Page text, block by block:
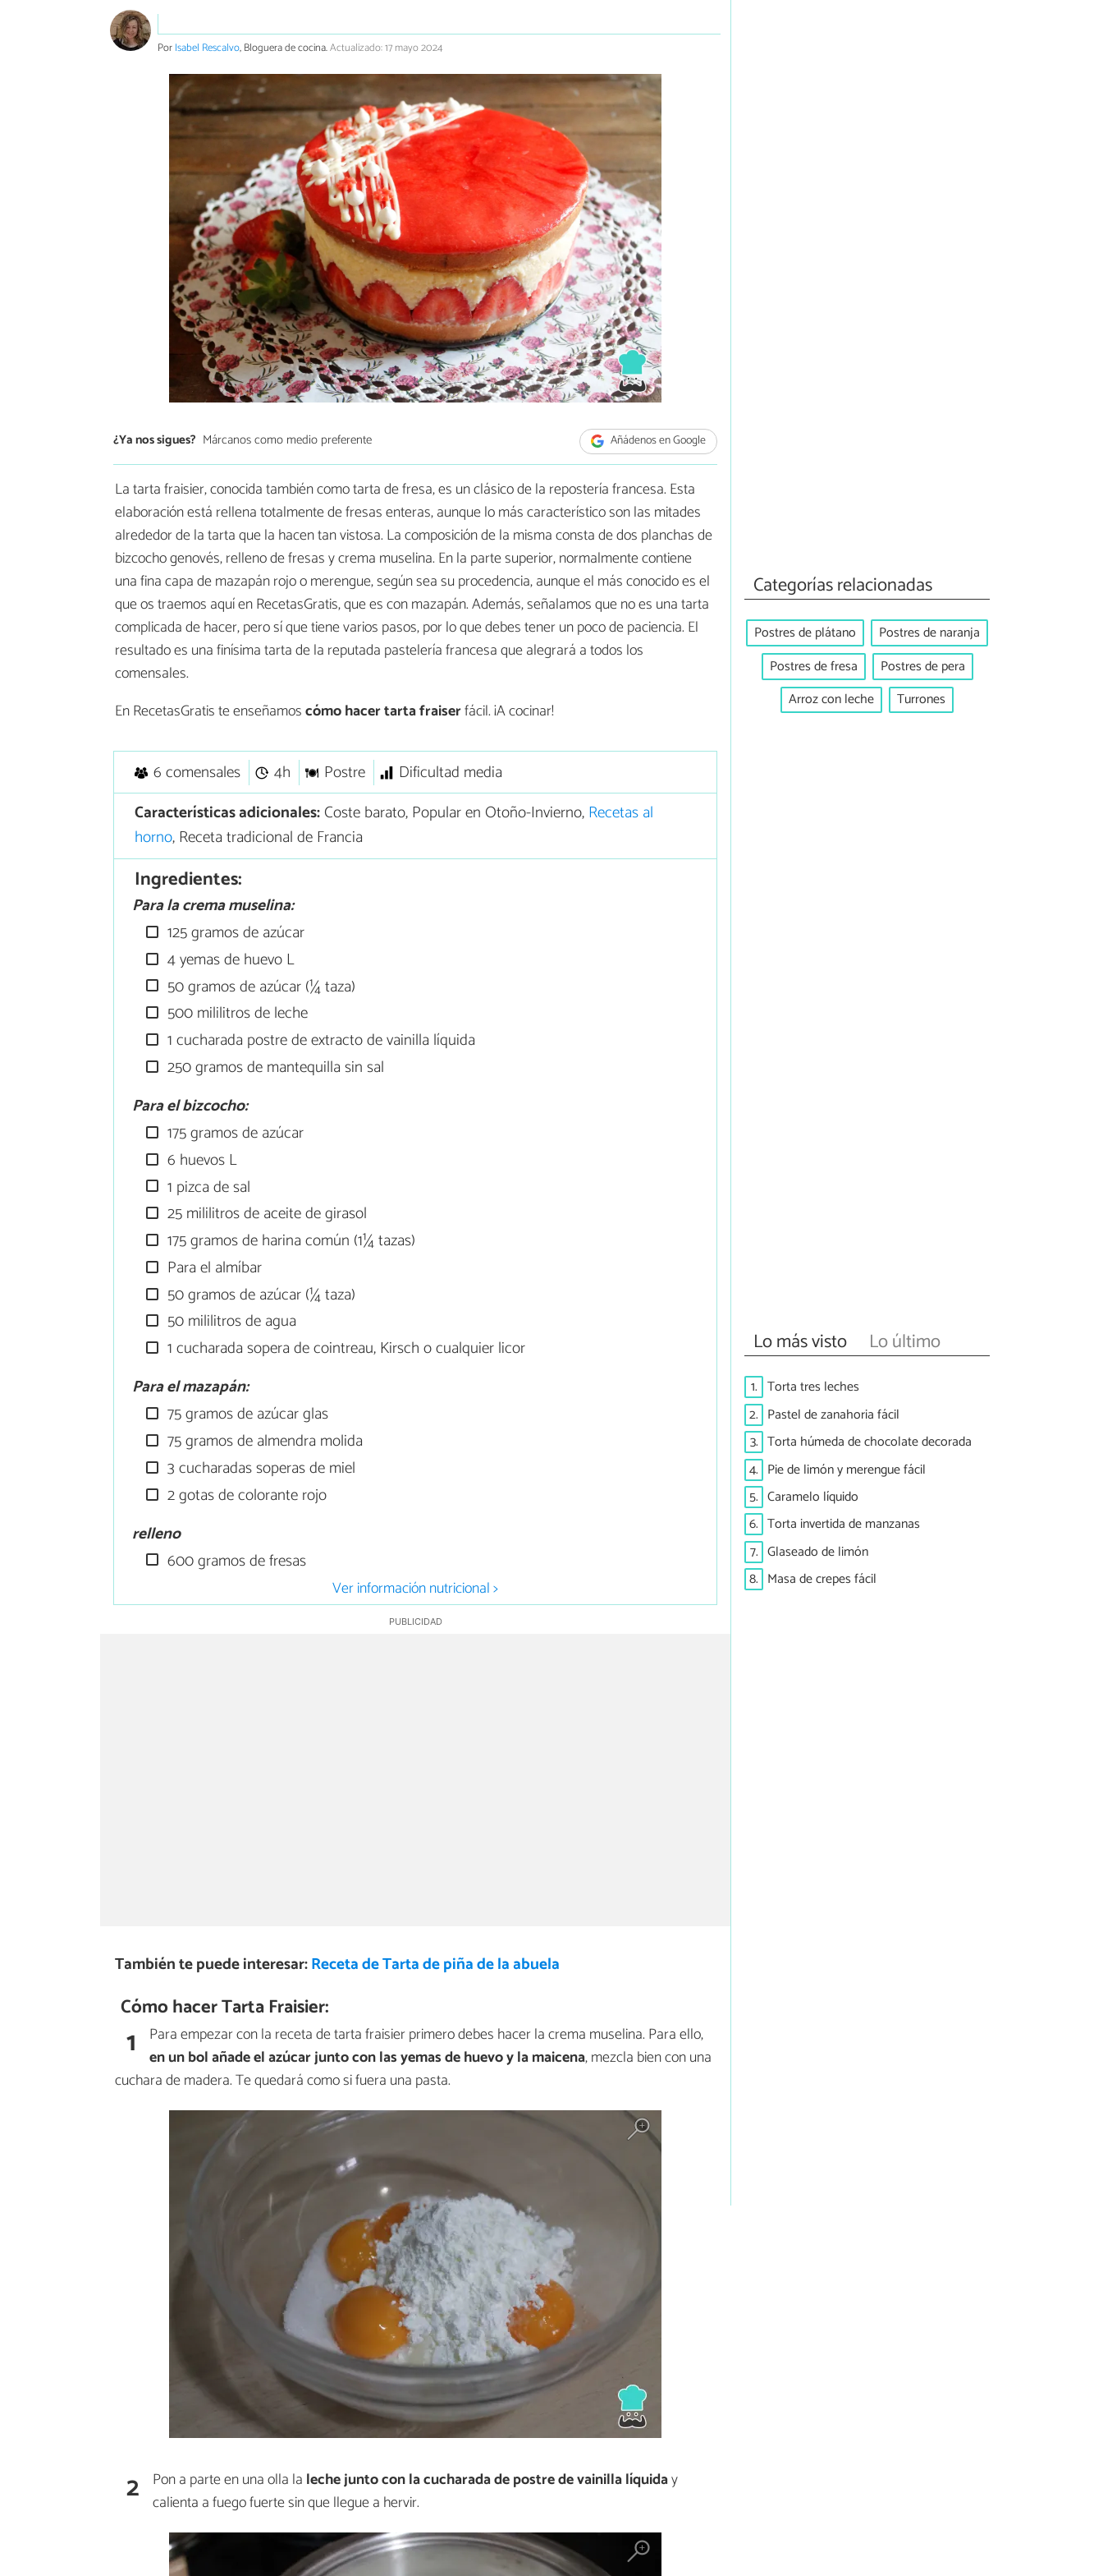
PorIsabel Rescalvo, Bloguera de cocina.Actualizado: 17 mayo 2024
¿Ya nos sigues? Márcanos como medio preferente Añádenos en Google
La tarta fraisier, conocida también como tarta de fresa, es un clásico de la repostería francesa. Esta
elaboración está rellena totalmente de fresas enteras, aunque lo más característico son las mitades
alrededor de la tarta que la hacen tan vistosa. La composición de la misma consta de dos planchas de
bizcocho genovés, relleno de fresas y crema muselina. En la parte superior, normalmente contiene
una fina capa de mazapán rojo o merengue, según sea su procedencia, aunque el más conocido es el
que os traemos aquí en RecetasGratis, que es con mazapán. Además, señalamos que no es una tarta
complicada de hacer, pero sí que tiene varios pasos, por lo que debes tener un poco de paciencia. El
resultado es una finísima tarta de la reputada pastelería francesa que alegrará a todos los
comensales.
En RecetasGratis te enseñamoscómo hacer tarta fraiserfácil. ¡A cocinar!
6 comensales 4h Postre
Dificultad media
Características adicionales:Coste barato, Popular en Otoño-Invierno,Recetas al
horno, Receta tradicional de Francia
Ingredientes:
Para la crema muselina:
125 gramos de azúcar
4 yemas de huevo L
50 gramos de azúcar (¼ taza)
500 mililitros de leche
1 cucharada postre de extracto de vainilla líquida
250 gramos de mantequilla sin sal
Para el bizcocho:
175 gramos de azúcar
6 huevos L
1 pizca de sal
25 mililitros de aceite de girasol
175 gramos de harina común (1¼ tazas)
Para el almíbar
50 gramos de azúcar (¼ taza)
50 mililitros de agua
1 cucharada sopera de cointreau, Kirsch o cualquier licor
Para el mazapán:
75 gramos de azúcar glas
75 gramos de almendra molida
3 cucharadas soperas de miel
2 gotas de colorante rojo
relleno
600 gramos de fresas
Ver información nutricional >
También te puede interesar:Receta de Tarta de piña de la abuela
Cómo hacer Tarta Fraisier:
1
Para empezar con la receta de tarta fraisier primero debes hacer la crema muselina. Para ello,
en un bol añade el azúcar junto con las yemas de huevo y la maicena, mezcla bien con una
cuchara de madera. Te quedará como si fuera una pasta.
2 Pon a parte en una olla la leche junto con la cucharada de postre de vainilla líquiday
calienta a fuego fuerte sin que llegue a hervir.
Categorías relacionadas
Postres de plátano
Postres de naranja
Postres de fresa
Postres de pera
Arroz con leche
Turrones
Lo más visto Lo último
1. Torta tres leches
2. Pastel de zanahoria fácil
3. Torta húmeda de chocolate decorada
4. Pie de limón y merengue fácil
5. Caramelo líquido
6. Torta invertida de manzanas
7. Glaseado de limón
8. Masa de crepes fácil